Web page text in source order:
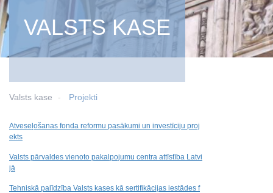
VALSTS KASE
Valsts kase Projekti
Atveseļošanas fonda reformu pasākumi un investīciju proj
ekts
Valsts pārvaldes vienoto pakalpojumu centra attīstība Latvi
jā
Tehniskā palīdzība Valsts kases kā sertifikācijas iestādes f